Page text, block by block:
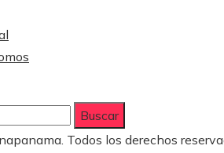
Todos los derechos